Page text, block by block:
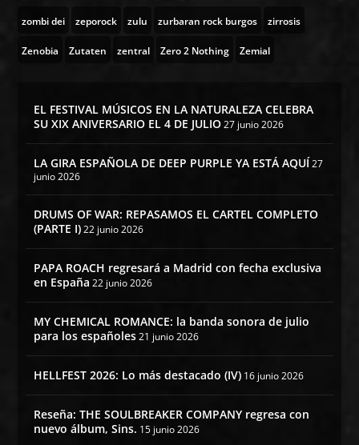
zombi dei zeporock zulu zurbaran rock burgos zirrosis
Zenobia Zutaten zentral Zero 2 Nothing Zemial
EL FESTIVAL MÚSICOS EN LA NATURALEZA CELEBRA
SU XIX ANIVERSARIO EL 4 DE JULIO 27 junio 2026
LA GIRA ESPAÑOLA DE DEEP PURPLE YA ESTÁ AQUÍ27
junio 2026
DRUMS OF WAR: REPASAMOS EL CARTEL COMPLETO
(PARTE I) 22 junio 2026
PAPA ROACH regresará a Madrid con fecha exclusiva
en España 22 junio 2026
MY CHEMICAL ROMANCE: la banda sonora de julio
para los españoles 21 junio 2026
HELLFEST 2026: Lo más destacado (IV) 16 junio 2026
Reseña: THE SOULBREAKER COMPANY regresa con
nuevo álbum, Sins. 15 junio 2026